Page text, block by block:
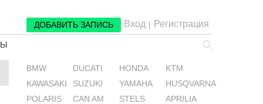
ДОБАВИТЬ ЗАПИСЬ Вход | Регистрация
BMW DUCATI HONDA
KTM
KAWASAKI
SUZUKI YAMAHA
HUSQVARNA
POLARIS
CAN AM STELS
APRILIA